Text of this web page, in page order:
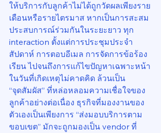
ให้บริการกับลูกค้าไม่ได้ถูกวัดผลเพียงราย
เดือนหรือรายไตรมาส หากเป็นการสะสม
ประสบการณ์ร่วมกันในระยะยาว ทุก
interaction ตั้งแต่การประชุมประจำ
สัปดาห์ การตอบอีเมล การจัดการข้อร้อง
เรียน ไปจนถึงการแก้ไขปัญหาเฉพาะหน้า
ในวันที่เกิดเหตุไม่คาดคิด ล้วนเป็น
“จุดสัมผัส” ที่หล่อหลอมความเชื่อใจของ
ลูกค้าอย่างต่อเนื่อง ธุรกิจที่มองงานของ
ตัวเองเป็นเพียงการ “ส่งมอบบริการตาม
ขอบเขต” มักจะถูกมองเป็น vendor ที่